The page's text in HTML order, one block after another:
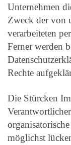
Unternehmen
Zweck der von
verarbeiteten
Ferner werden
Rechte
Die Stürcken
möglichst